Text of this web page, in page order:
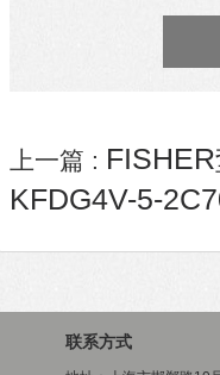
上一篇 :
KFDG4V-5-
联系方式